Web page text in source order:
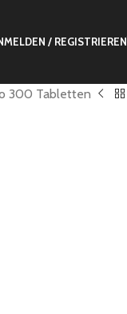
/ REGISTRIEREN
300 Tabletten